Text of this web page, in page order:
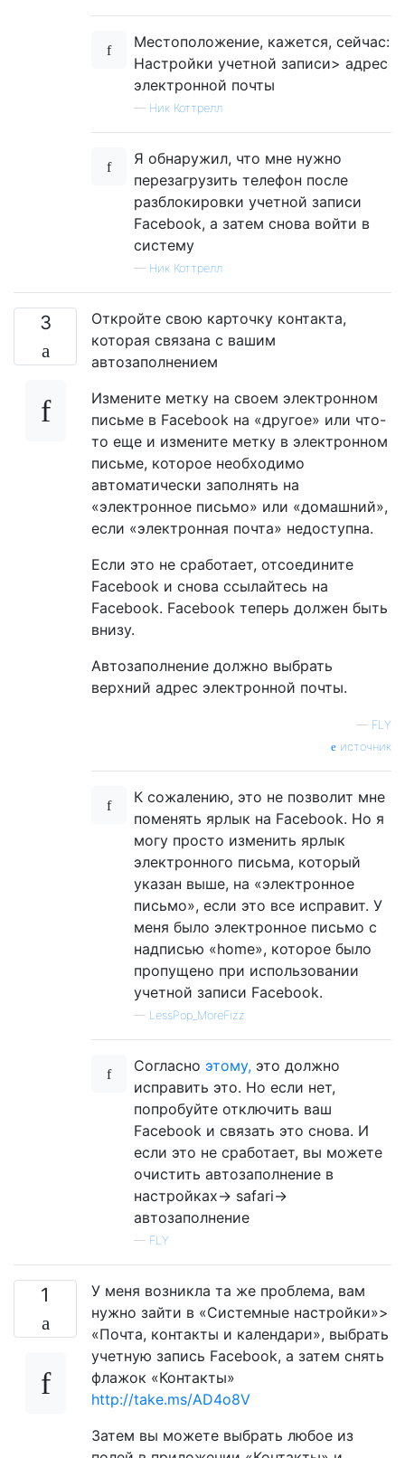
Местоположение, кажется, сейчас:
Настройки учетной записи> адрес
электронной почты
— Ник Коттрелл
Я обнаружил, что мне нужно
перезагрузить телефон после
разблокировки учетной записи
Facebook, а затем снова войти в
систему
— Ник Коттрелл
3
Откройте свою карточку контакта,
которая связана с вашим
автозаполнением
Измените метку на своем электронном
письме в Facebook на «другое» или что-
то еще и измените метку в электронном
письме, которое необходимо
автоматически заполнять на
«электронное письмо» или «домашний»,
если «электронная почта» недоступна.
Если это не сработает, отсоедините
Facebook и снова ссылайтесь на
Facebook. Facebook теперь должен быть
внизу.
Автозаполнение должно выбрать
верхний адрес электронной почты.
— FLY
источник
К сожалению, это не позволит мне
поменять ярлык на Facebook. Но я
могу просто изменить ярлык
электронного письма, который
указан выше, на «электронное
письмо», если это все исправит. У
меня было электронное письмо с
надписью «home», которое было
пропущено при использовании
учетной записи Facebook.
— LessPop_MoreFizz
Согласно этому, это должно
исправить это. Но если нет,
попробуйте отключить ваш
Facebook и связать это снова. И
если это не сработает, вы можете
очистить автозаполнение в
настройках-> safari->
автозаполнение
— FLY
1
У меня возникла та же проблема, вам
нужно зайти в «Системные настройки»>
«Почта, контакты и календари», выбрать
учетную запись Facebook, а затем снять
флажок «Контакты»
http://take.ms/AD4o8V
Затем вы можете выбрать любое из